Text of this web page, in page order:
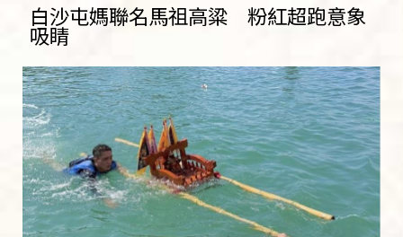
白沙屯媽聯名馬祖高粱 粉紅超跑意象
吸睛